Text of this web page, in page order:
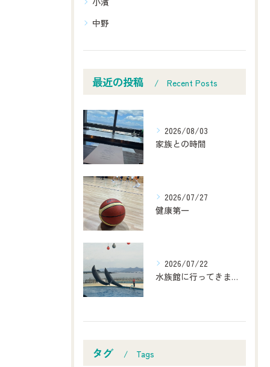
中野
最近の投稿 Recent Posts
2026/08/03
家族との時間
2026/07/27
健康第一
2026/07/22
水族館に行ってきました！
タグ Tags